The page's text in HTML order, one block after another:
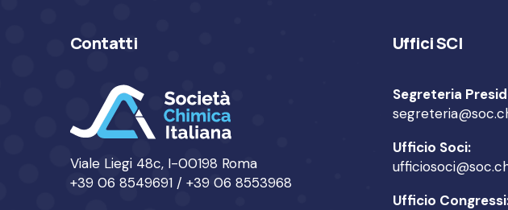
Contatti
Viale Liegi 48c, I-00198 Roma
+39 06 8549691 / +39 06 8553968
Uffici SCI
Segreteria
Ufficio Soci:
Ufficio